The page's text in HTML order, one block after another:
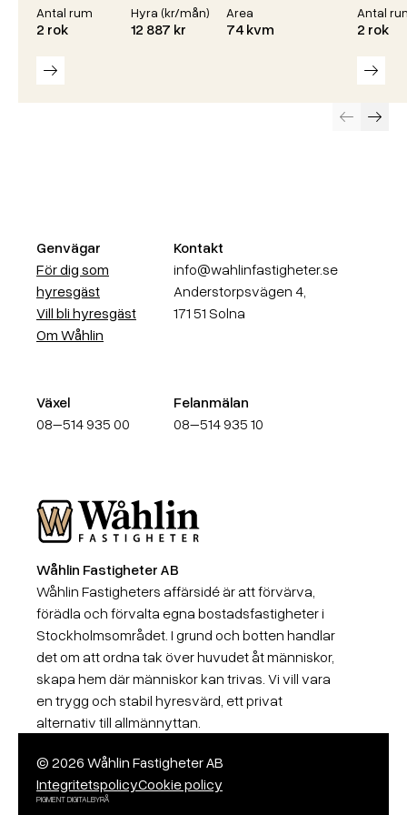
Antal rum
2 rok
Hyra (kr/mån)
12 887 kr
Area
74 kvm
Läs mer
Antal
2 rok
Läs
Föregående
Genvägar
För dig som
hyresgäst
Vill bli hyresgäst
Om Wåhlin
Kontakt
info@wahlinfastigheter.se
Anderstorpsvägen 4,
171 51 Solna
Växel
08–514 935 00
Felanmälan
08–514 935 10
Wåhlin Fastigheter AB
Wåhlin Fastigheter AB
Wåhlin Fastigheters affärsidé är att förvärva,
förädla och förvalta egna bostadsfastigheter i
Stockholmsområdet. I grund och botten handlar
det om att ordna tak över huvudet åt människor,
skapa hem där människor kan trivas. Vi vill vara
en trygg och stabil hyresvärd, ett privat
alternativ till allmännyttan.
© 2026 Wåhlin Fastigheter AB
IntegritetspolicyCookie policy
PIGMENT DIGITALBYRÅ